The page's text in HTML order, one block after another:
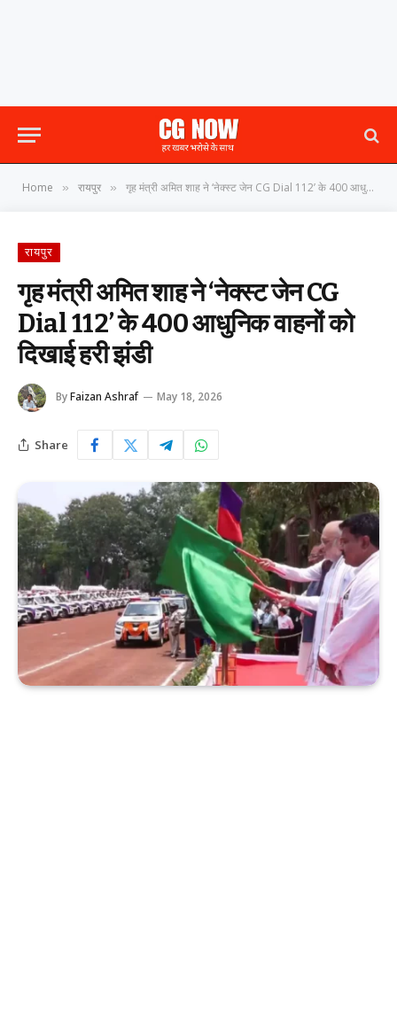
Home » रायपुर » गृह मंत्री अमित शाह ने ‘नेक्स्ट जेन CG Dial 112’ के 400 आधुनिक वाहनों को दिखाई हरी झंडी
रायपुर
गृह मंत्री अमित शाह ने ‘नेक्स्ट जेन CG
Dial 112’ के 400 आधुनिक वाहनों को
दिखाई हरी झंडी
ByFaizan Ashraf May 18, 2026
Share